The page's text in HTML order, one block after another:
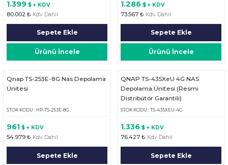
1.399 $ + KDV
80.002 ₺ Kdv Dahil
Sepete Ekle
Ürünü İncele
1.286 $ + KDV
73.567 ₺ Kdv Dahil
Sepete Ekle
Ürünü İncele
Qnap TS-253E-8G Nas Depolama
Ünitesi
STOK KODU : HP-TS-253E-8G
961 $ + KDV
54.979 ₺ Kdv Dahil
Sepete Ekle
QNAP TS-435XeU 4G NAS
Depolama Ünitesi (Resmi
Distribütör Garantili)
STOK KODU : TS-435XEU-4G
1.336 $ + KDV
76.427 ₺ Kdv Dahil
Sepete Ekle